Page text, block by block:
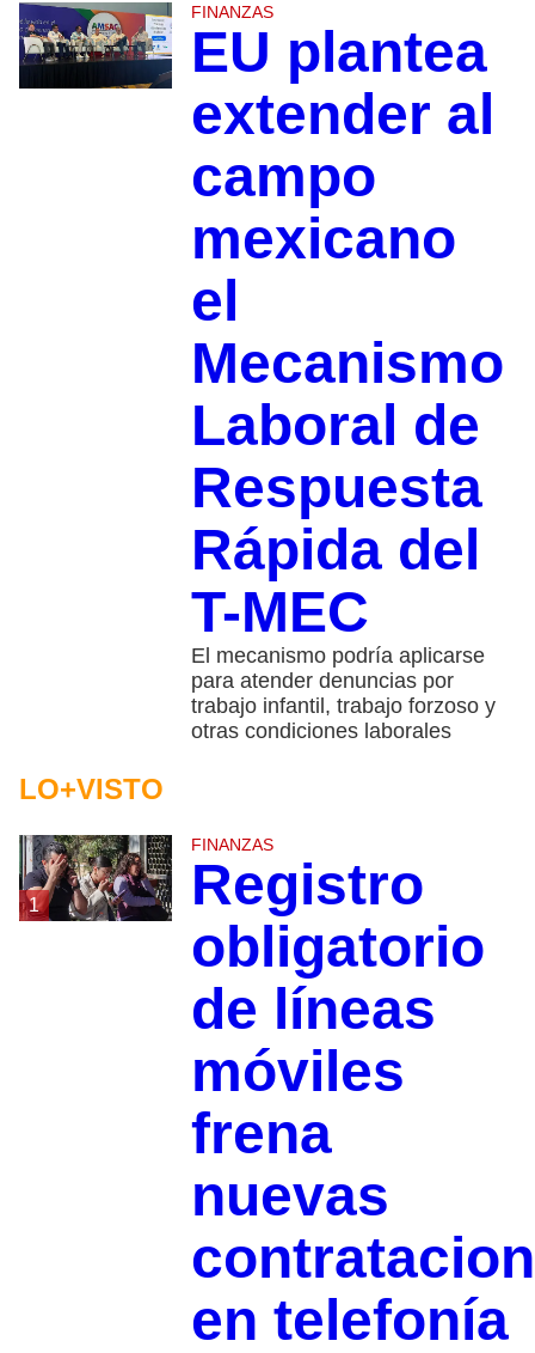
FINANZAS
EU plantea
extender al
campo
mexicano
el
Mecanismo
Laboral de
Respuesta
Rápida del
T-MEC
El mecanismo podría aplicarse
para atender denuncias por
trabajo infantil, trabajo forzoso y
otras condiciones laborales
LO+VISTO
1
FINANZAS
Registro
obligatorio
de líneas
móviles
frena
nuevas
en telefonía